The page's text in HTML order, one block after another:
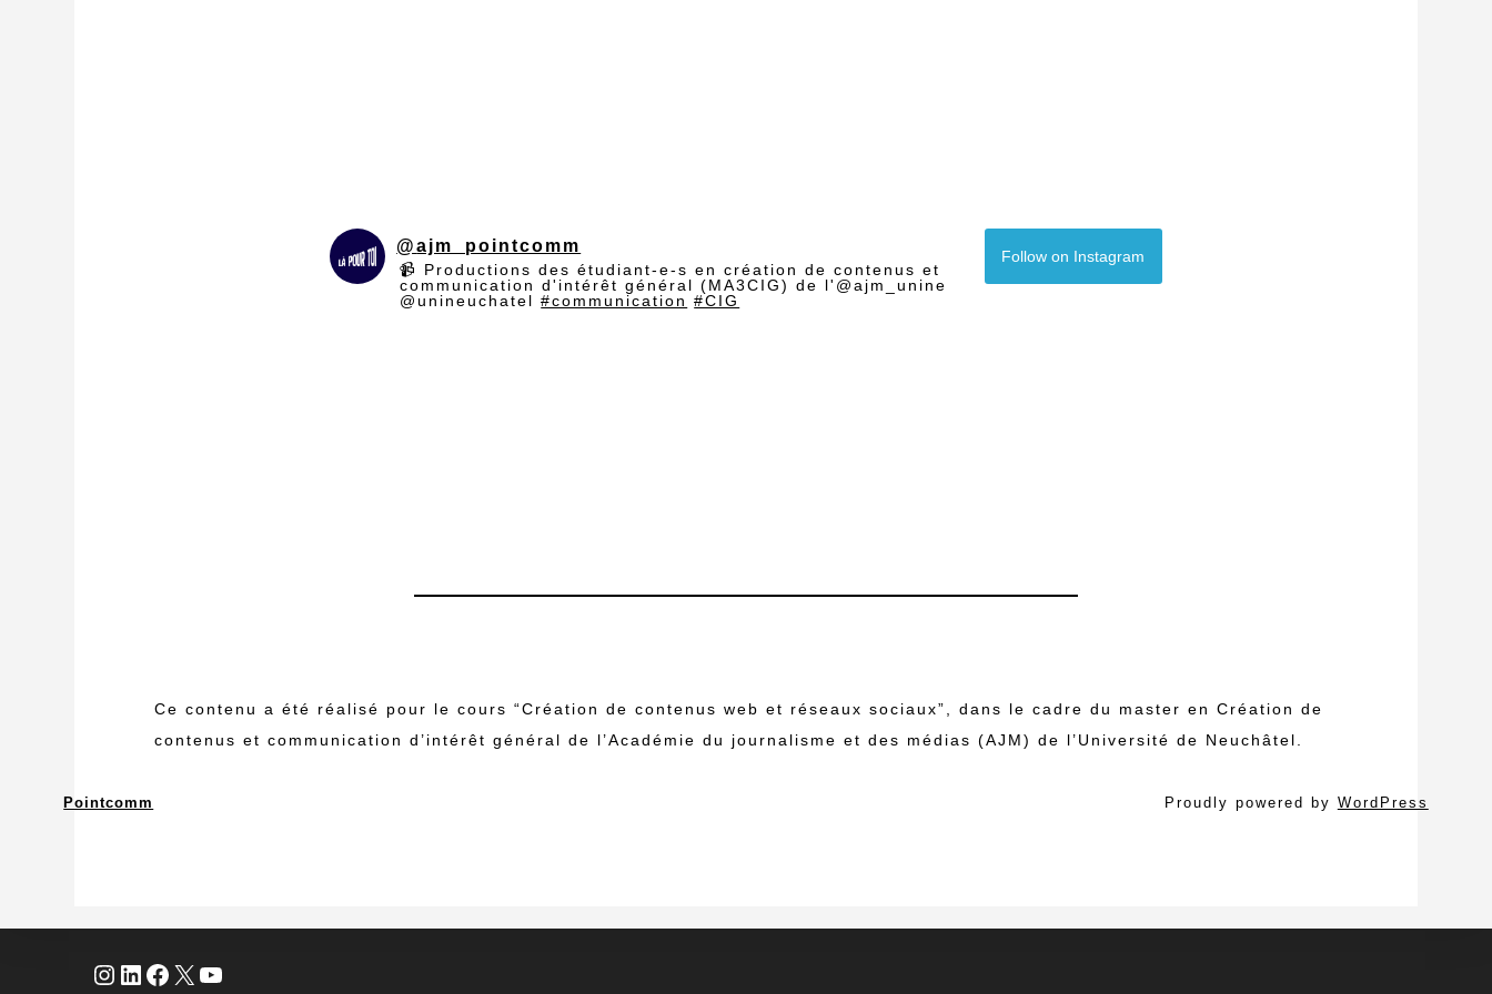
@ajm_pointcomm
📹 Productions des étudiant-e-s en création de contenus et
communication d'intérêt général (MA3CIG) de l'@ajm_unine
@unineuchatel#communication #CIG
Follow on Instagram
Ce contenu a été réalisé pour le cours “Création de contenus web et réseaux sociaux”, dans le cadre du master en Création de
contenus et communication d’intérêt général de l’Académie du journalisme et des médias (AJM) de l’Université de Neuchâtel.
Pointcomm Proudly powered by WordPress
Instagram
LinkedIn
Facebook
X YouTube